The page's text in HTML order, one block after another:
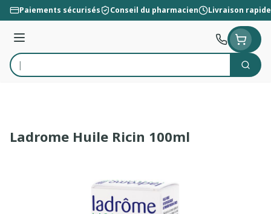
Aller au contenu
Paiements sécurisés Conseil du pharmacien Livraison rapide
Menu
Rechercher
Ladrome Huile Ricin 100ml